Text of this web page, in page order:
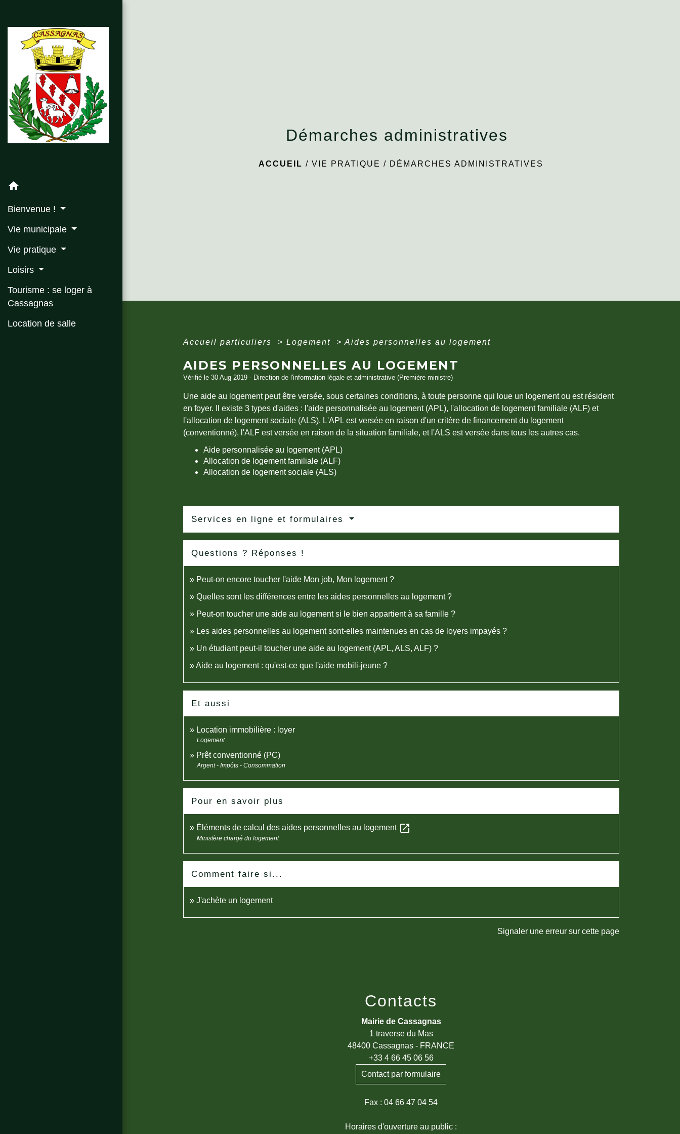
home
Bienvenue !
Vie municipale
Vie pratique
Loisirs
Tourisme : se loger à
Cassagnas
Location de salle
Démarches administratives
ACCUEIL /VIE PRATIQUE / DÉMARCHES ADMINISTRATIVES
Accueil particuliers > Logement > Aides personnelles au logement
AIDES PERSONNELLES AU LOGEMENT
Vérifié le 30 Aug 2019 - Direction de l'information légale et administrative (Première ministre)
Une aide au logement peut être versée, sous certaines conditions, à toute personne qui loue un logement ou est résident
en foyer. Il existe 3 types d'aides : l'aide personnalisée au logement (APL), l'allocation de logement familiale (ALF) et
l'allocation de logement sociale (ALS). L'APL est versée en raison d'un critère de financement du logement
(conventionné), l'ALF est versée en raison de la situation familiale, et l'ALS est versée dans tous les autres cas.
Aide personnalisée au logement (APL)
Allocation de logement familiale (ALF)
Allocation de logement sociale (ALS)
Services en ligne et formulaires
Questions ? Réponses !
Peut-on encore toucher l'aide Mon job, Mon logement ?
Quelles sont les différences entre les aides personnelles au logement ?
Peut-on toucher une aide au logement si le bien appartient à sa famille ?
Les aides personnelles au logement sont-elles maintenues en cas de loyers impayés ?
Un étudiant peut-il toucher une aide au logement (APL, ALS, ALF) ?
Aide au logement : qu'est-ce que l'aide mobili-jeune ?
Et aussi
Location immobilière : loyer
Logement
Prêt conventionné (PC)
Argent - Impôts - Consommation
Pour en savoir plus
Éléments de calcul des aides personnelles au logement open_in_new
Ministère chargé du logement
Comment faire si...
J'achète un logement
Signaler une erreur sur cette page
Contacts
Mairie de Cassagnas
1 traverse du Mas
48400 Cassagnas - FRANCE
+33 4 66 45 06 56
Contact par formulaire
Fax : 04 66 47 04 54
Horaires d'ouverture au public :